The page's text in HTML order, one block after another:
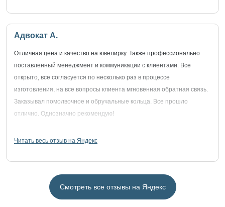
Адвокат А.
Отличная цена и качество на ювелирку. Также профессионально
поставленный менеджмент и коммуникации с клиентами. Все
открыто, все согласуется по несколько раз в процессе
изготовления, на все вопросы клиента мгновенная обратная связь.
Заказывал помолвочное и обручальные кольца. Все прошло
отлично. Однозначно рекомендую!
Читать весь отзыв на Яндекс
Смотреть все отзывы на Яндекс